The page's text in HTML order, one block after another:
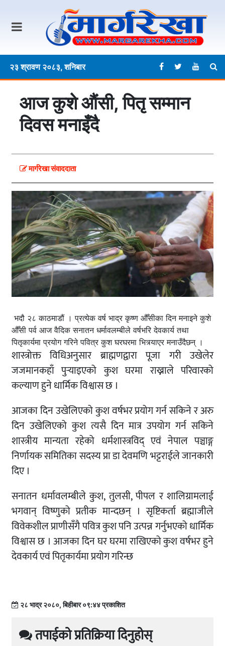
२३ श्रावण २०८३, शनिबार
आज कुशे औंसी, पितृ सम्मान
दिवस मनाइँदै
मार्गरेखा संवाददाता
भदौ २८ काठमाडौं । प्रत्येक वर्ष भाद्र कृष्ण औँसीका दिन मनाइने कुशे
औँसी पर्व आज वैदिक सनातन धर्मावलम्बीले वर्षभरि देवकार्य तथा
पितृकार्यमा प्रयोग गरिने पवित्र कुश घरघरमा भित्र्याएर मनाउँदैछन् ।
शास्त्रोक्त विधिअनुसार ब्राह्मणद्वारा पूजा गरी उखेलेर
जजमानकहाँ पुर्‍याइएको कुश घरमा राख्नाले परिवारको
कल्याण हुने धार्मिक विश्वास छ ।
आजका दिन उखेलिएको कुश वर्षभर प्रयोग गर्न सकिने र अरु
दिन उखेलिएको कुश त्यसै दिन मात्र उपयोग गर्न सकिने
शास्त्रीय मान्यता रहेको धर्मशास्त्रविद् एवं नेपाल पञ्चाङ्ग
निर्णायक समितिका सदस्य प्रा डा देवमणि भट्टराईले जानकारी
दिए ।
सनातन धर्मावलम्बीले कुश, तुलसी, पीपल र शालिग्रामलाई
भगवान् विष्णुको प्रतीक मान्दछन् । सृष्टिकर्ता ब्रह्माजीले
विवेकशील प्राणीसँगै पवित्र कुश पनि उत्पन्न गर्नुभएको धार्मिक
विश्वास छ । आजका दिन घर घरमा राखिएको कुश वर्षभर हुने
देवकार्य एवं पितृकार्यमा प्रयोग गरिन्छ
२८ भाद्र २०८०, बिहीबार ०९:४४ प्रकाशित
तपाईको प्रतिक्रिया दिनुहोस्